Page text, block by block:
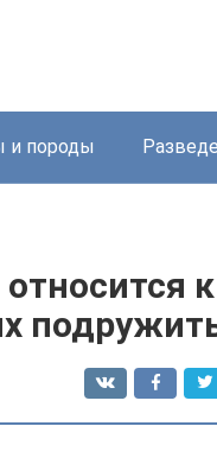
и породы